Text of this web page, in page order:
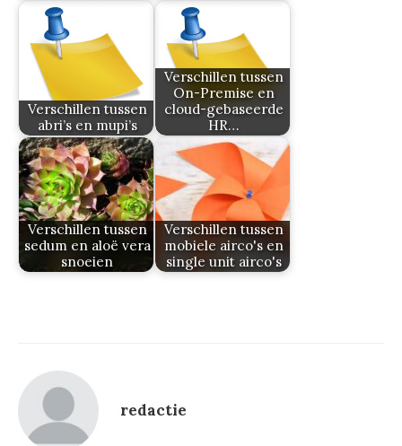
Verschillen tussen
abri’s en mupi’s
Verschillen tussen
On-Premise en
cloud-gebaseerde
HR…
Verschillen tussen
sedum en aloë vera
snoeien
Verschillen tussen
mobiele airco's en
single unit airco's
redactie